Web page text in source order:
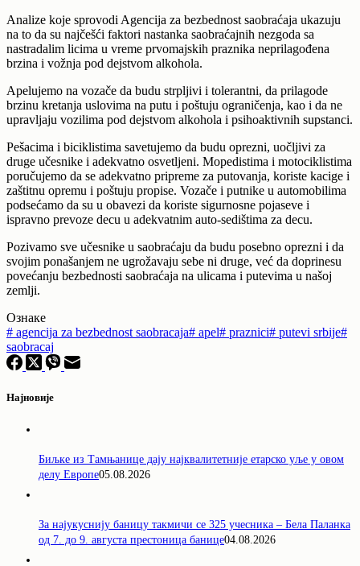
Analize koje sprovodi Agencija za bezbednost saobraćaja ukazuju
na to da su najčešći faktori nastanka saobraćajnih nezgoda sa
nastradalim licima u vreme prvomajskih praznika neprilagođena
brzina i vožnja pod dejstvom alkohola.
Apelujemo na vozače da budu strpljivi i tolerantni, da prilagode
brzinu kretanja uslovima na putu i poštuju ograničenja, kao i da ne
upravljaju vozilima pod dejstvom alkohola i psihoaktivnih supstanci.
Pešacima i biciklistima savetujemo da budu oprezni, uočljivi za
druge učesnike i adekvatno osvetljeni. Mopedistima i motociklistima
poručujemo da se adekvatno pripreme za putovanja, koriste kacige i
zaštitnu opremu i poštuju propise. Vozače i putnike u automobilima
podsećamo da su u obavezi da koriste sigurnosne pojaseve i
ispravno prevoze decu u adekvatnim auto-sedištima za decu.
Pozivamo sve učesnike u saobraćaju da budu posebno oprezni i da
svojim ponašanjem ne ugrožavaju sebe ni druge, već da doprinesu
povećanju bezbednosti saobraćaja na ulicama i putevima u našoj
zemlji.
Ознаке
# agencija za bezbednost saobracaja# apel# praznici# putevi srbije#
saobracaj
Најновије
Биљке из Тамњанице дају најквалитетније етарско уље у овом
делу Европе05.08.2026
За најукуснију баницу такмичи се 325 учесника – Бела Паланка
од 7. до 9. августа престоница банице04.08.2026